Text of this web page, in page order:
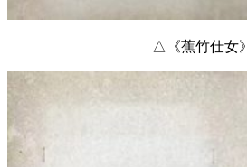
△《蕉竹仕女》